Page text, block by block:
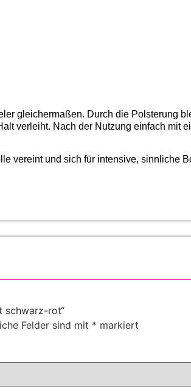
gleichermaßen. Durch die Polsterung
verleiht. Nach der Nutzung einfach mit
vereint und sich für intensive, sinnliche
schwarz-rot“
Felder sind mit * markiert